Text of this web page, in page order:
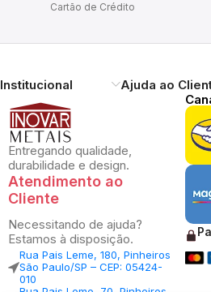
Cartão de Crédito
Institucional Ajuda ao
Entregando qualidade,
durabilidade e design.
Atendimento ao
Cliente
Necessitando de ajuda?
Estamos à disposição.
Rua Pais Leme, 180, Pinheiros
São Paulo/SP – CEP: 05424-
010